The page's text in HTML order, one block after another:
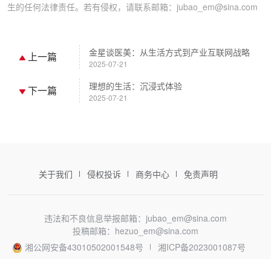
生的任何法律责任。若有侵权，请联系邮箱：jubao_em@sina.com
上一篇 金星谈医美：从生活方式到产业互联网战略
2025-07-21
下一篇 理想的生活：沉浸式体验
2025-07-21
关于我们 侵权投诉 商务中心 免责声明
违法和不良信息举报邮箱：jubao_em@sina.com
投稿邮箱：hezuo_em@sina.com
湘公网安备43010502001548号
湘ICP备2023001087号